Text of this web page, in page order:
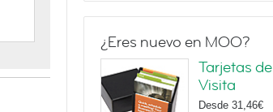
¿Eres nuevo en MOO?
Tarjetas de
Visita
Desde 31,46€